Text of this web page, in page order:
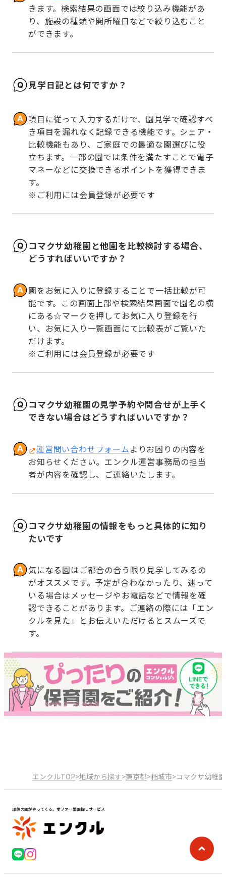
きます。検索結果の画面では絞り込み機能があ
り、施設の種類や開所曜日などで絞り込むこと
ができます。
見学日記とは何ですか？
項目に従って入力するだけで、園見学で確認すべ
き項目を漏れなく記録できる機能です。シェア・
比較機能もあり、ご家庭での最適な園選びに役
立ちます。一部の園では条件を満たすことで電子
マネーなどに交換できるポイントを獲得できま
す。
※ご利用には会員登録が必要です
コマクサ幼稚園と他園を比較検討する場合、
どうすればいいですか？
園をお気に入りに登録することで一括比較が可
能です。この画面上部や検索結果画面で園名の横
にある☆マークを押してお気に入り登録を行
い、お気に入り一覧画面にて比較表がご覧いた
だけます。
※ご利用には会員登録が必要です
コマクサ幼稚園の見学予約や問合せが上手く
できない場合はどうすればいいですか？
運営問い合わせフォームよりお困りの内容を
お知らせください。エンクル運営事務局の担当
者が内容を確認し、ご連絡いたします。
コマクサ幼稚園の情報をもっと具体的に知り
たいです
気になる園はご都合の合う限り見学してみるの
がオススメです。予定が合わなかったり、迷って
いる場合はメッセージやお電話などで情報を確
認できることがあります。ご連絡の際には「エン
クルを見た」とお伝えいただけるとスムーズで
す。
エンクルTOP>地域から探す>東京都>稲城市>コマクサ幼稚園
理想の園がやってくる。オファー型園探しサービス